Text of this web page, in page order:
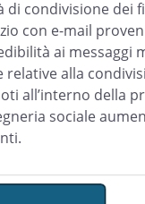
di condivisione dei
con e-mail
ai messaggi
alla
all’interno della
sociale